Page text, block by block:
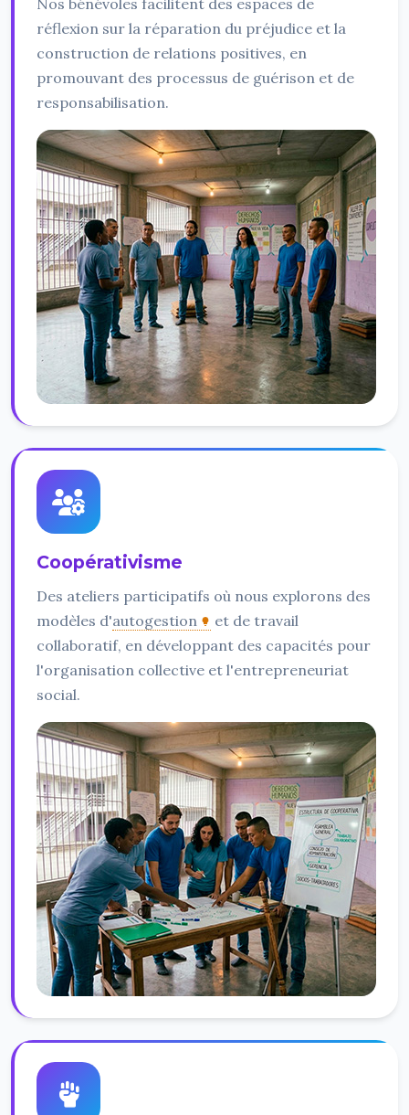
réflexion sur la réparation du préjudice et la
construction de relations positives, en
promouvant des processus de guérison et de
responsabilisation.
Coopérativisme
Des ateliers participatifs où nous explorons des
modèles d'autogestion
et de travail
collaboratif, en développant des capacités pour
l'organisation collective et l'entrepreneuriat
social.